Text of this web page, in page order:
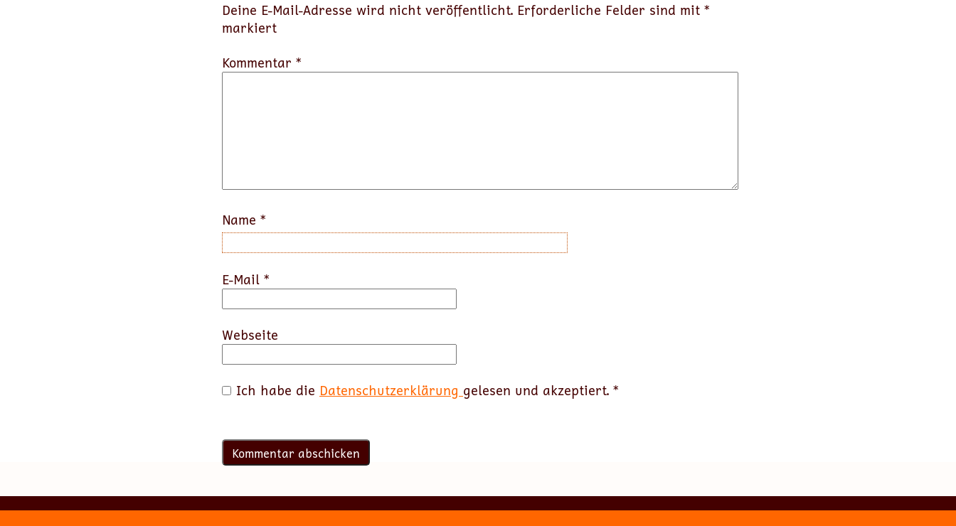
Deine E-Mail-Adresse wird nicht veröffentlicht. Erforderliche Felder sind mit *
markiert
Kommentar *
Name *
E-Mail *
Webseite
Ich habe die Datenschutzerklärung gelesen und akzeptiert. *